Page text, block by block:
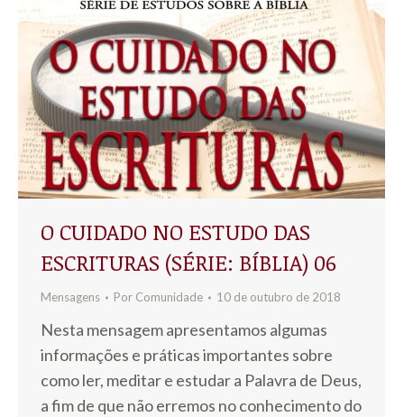
O CUIDADO NO ESTUDO DAS
ESCRITURAS (SÉRIE: BÍBLIA) 06
Mensagens Por Comunidade 10 de outubro de 2018
Nesta mensagem apresentamos algumas
informações e práticas importantes sobre
como ler, meditar e estudar a Palavra de Deus,
a fim de que não erremos no conhecimento do